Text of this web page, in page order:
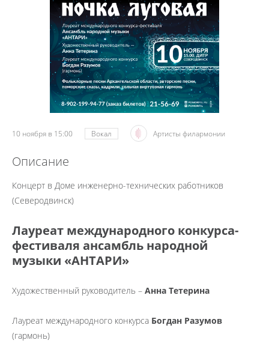
10 ноября в 15:00 Вокал Артисты филармонии
Описание
Концерт в Доме инженерно-технических работников
(Северодвинск)
Лауреат международного конкурса-
фестиваля ансамбль народной
музыки «АНТАРИ»
Художественный руководитель – Анна Тетерина
Лауреат международного конкурса Богдан Разумов
(гармонь)